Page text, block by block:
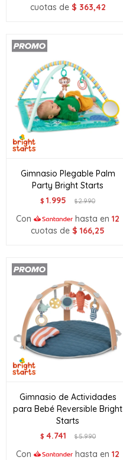
cuotas de $ 363,42
Gimnasio Plegable Palm
Party Bright Starts
$ 1.995 $2.990
Con hasta en 12
cuotas de $ 166,25
Gimnasio de Actividades
para Bebé Reversible Bright
Starts
$ 4.741 $5.990
Con hasta en 12